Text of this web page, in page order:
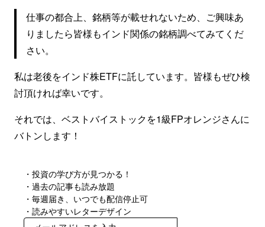
仕事の都合上、銘柄等が載せれないため、ご興味あ
りましたら皆様もインド関係の銘柄調べてみてくだ
さい。
私は老後をインド株ETFに託しています。皆様もぜひ検
討頂ければ幸いです。
それでは、ベストバイストックを1級FPオレンジさんに
バトンします！
・投資の学び方が見つかる！
・過去の記事も読み放題
・毎週届き、いつでも配信停止可
・読みやすいレターデザイン